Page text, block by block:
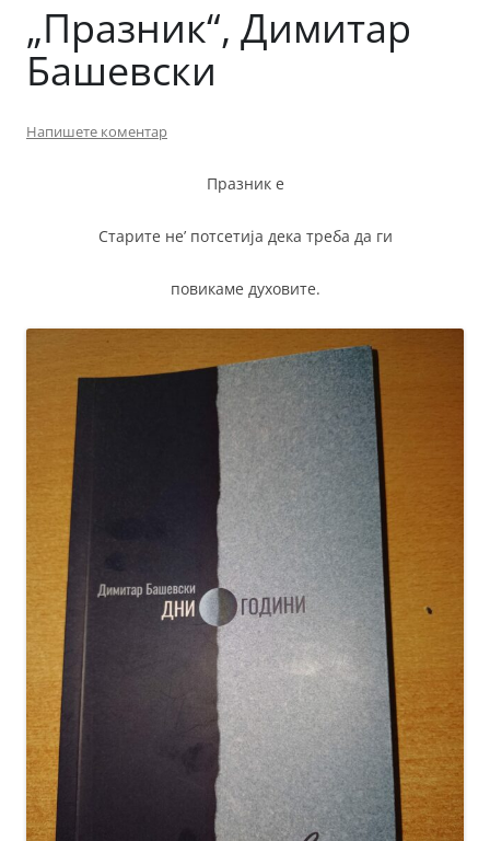
„Празник“, Димитар
Башевски
Напишете коментар
Празник е
Старите не’ потсетија дека треба да ги
повикаме духовите.